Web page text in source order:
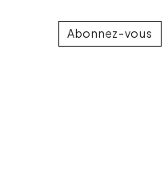
Abonnez-vous